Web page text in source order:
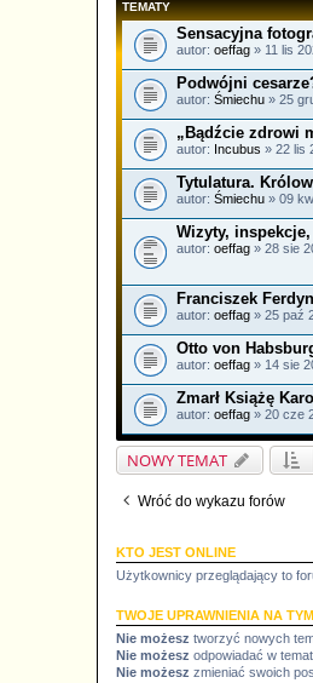
TEMATY
Sensacyjna
autor: oeffag » 11 lis
Podwójni
autor: Śmiechu » 25
„Bądźcie zdrowi
autor: Incubus » 22 lis
Tytulatura.
autor: Śmiechu » 09
Wizyty,
autor: oeffag » 28 sie
Franciszek
autor: oeffag » 25 paź
Otto von
autor: oeffag » 14 sie
Zmarł Książę
autor: oeffag » 20 cze
NOWY TEMAT
Wróć do wykazu forów
KTO JEST ONLINE
Użytkownicy przeglądający to
TWOJE UPRAWNIENIA NA
Nie możesz tworzyć nowych
Nie możesz odpowiadać w
Nie możesz zmieniać swoich